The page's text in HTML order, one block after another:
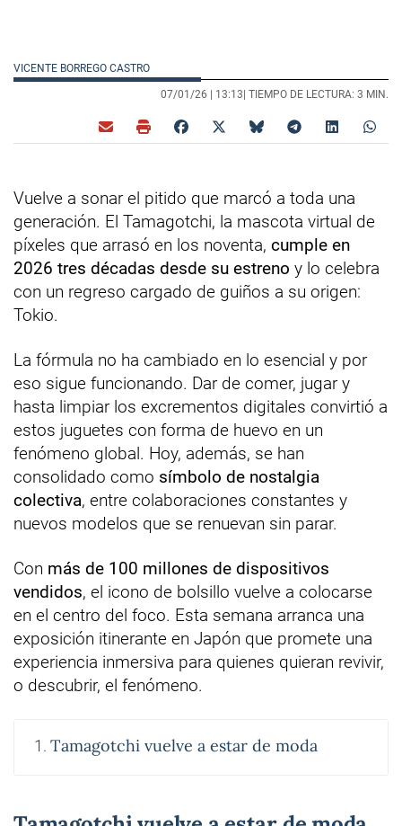
VICENTE BORREGO CASTRO
07/01/26 | 13:13 | TIEMPO DE LECTURA: 3 MIN.
Vuelve a sonar el pitido que marcó a toda una
generación. El Tamagotchi, la mascota virtual de
píxeles que arrasó en los noventa, cumple en
2026 tres décadas desde su estreno y lo celebra
con un regreso cargado de guiños a su origen:
Tokio.
La fórmula no ha cambiado en lo esencial y por
eso sigue funcionando. Dar de comer, jugar y
hasta limpiar los excrementos digitales convirtió a
estos juguetes con forma de huevo en un
fenómeno global. Hoy, además, se han
consolidado como símbolo de nostalgia
colectiva, entre colaboraciones constantes y
nuevos modelos que se renuevan sin parar.
Con más de 100 millones de dispositivos
vendidos, el icono de bolsillo vuelve a colocarse
en el centro del foco. Esta semana arranca una
exposición itinerante en Japón que promete una
experiencia inmersiva para quienes quieran revivir,
o descubrir, el fenómeno.
Tamagotchi vuelve a estar de moda